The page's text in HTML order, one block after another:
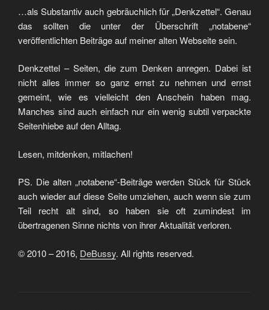
…als Substantiv auch gebräuchlich für „Denkzettel“. Genau
das sollten die unter der Überschrift „notabene“
veröffentlichten Beiträge auf meiner alten Webseite sein.
Denkzettel – Seiten, die zum Denken anregen. Dabei ist
nicht alles immer so ganz ernst zu nehmen und ernst
gemeint, wie es vielleicht den Anschein haben mag.
Manches sind auch einfach nur ein wenig subtil verpackte
Seitenhiebe auf den Alltag.
Lesen, mitdenken, mitlachen!
PS. Die alten „notabene“-Beiträge werden Stück für Stück
auch wieder auf diese Seite umziehen, auch wenn sie zum
Teil recht alt sind, so haben sie oft zumindest im
übertragenen Sinne nichts von ihrer Aktualität verloren.
© 2010 – 2016, DeBussy. All rights reserved.